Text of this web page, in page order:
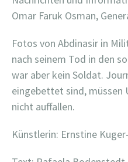
Omar Faruk Osman,
Fotos von Abdinasir in
nach seinem Tod in den
war aber kein Soldat.
eingebettet sind,
nicht auffallen.
Künstlerin: Ernstine